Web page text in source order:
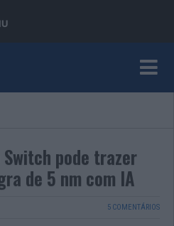
pode trazer
de 5 nm com IA
5 COMENTÁRIOS